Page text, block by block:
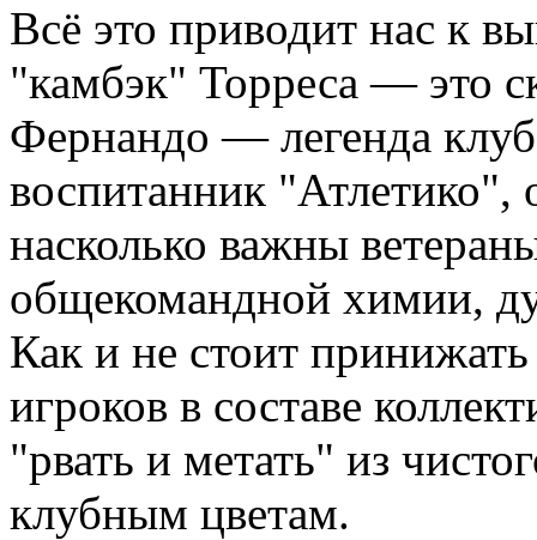
Всё это приводит нас к
"камбэк" Торреса — это
Фернандо — легенда
воспитанник
насколько важны
общекомандной химии,
Как и не стоит
игроков в составе
"рвать и метать" из
клубным цветам.